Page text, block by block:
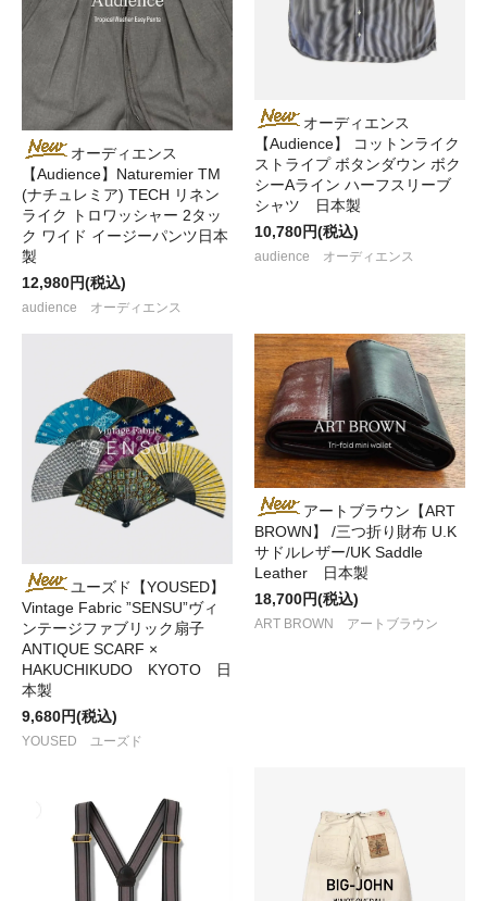
オーディエンス
【Audience】Naturemier TM
(ナチュレミア) TECH リネン
ライク トロワッシャー 2タッ
ク ワイド イージーパンツ日本
製
12,980円(税込)
audience オーディエンス
オーディエンス
【Audience】 コットンライク
ストライプ ボタンダウン ボク
シーAライン ハーフスリーブ
シャツ 日本製
10,780円(税込)
audience オーディエンス
ユーズド【YOUSED】
Vintage Fabric ”SENSU”ヴィ
ンテージファブリック扇子
ANTIQUE SCARF ×
HAKUCHIKUDO KYOTO 日
本製
9,680円(税込)
YOUSED ユーズド
アートブラウン【ART
BROWN】 /三つ折り財布 U.K
サドルレザー/UK Saddle
Leather 日本製
18,700円(税込)
ART BROWN アートブラウン